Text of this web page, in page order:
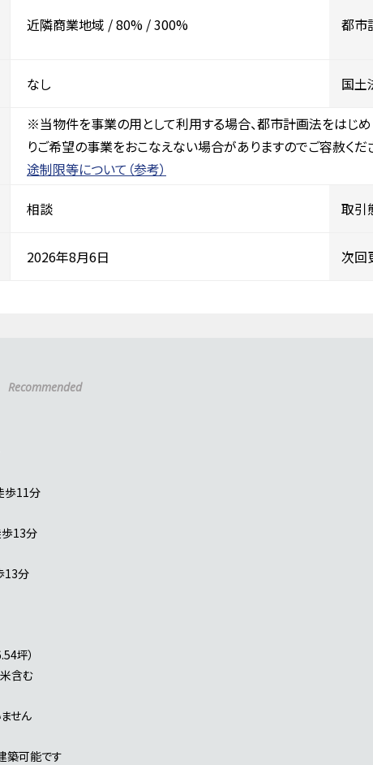
近隣商業地域 /80% /300% 都市
なし 国土
※当物件を事業の用として利用する場合、都市計画法をはじ
りご希望の事業をおこなえない場合がありますのでご容赦くだ
途制限等について（参考）
相談 取引
2026年8月6日 次回
Recommended
歩11分
歩13分
13分
坪）
含む
せん
築可能です